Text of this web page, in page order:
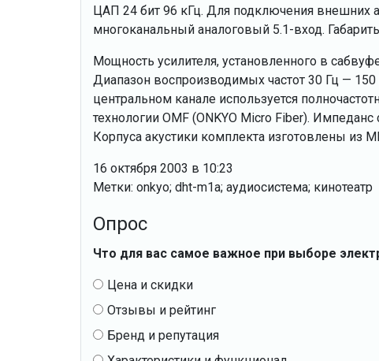
ЦАП 24 бит 96 кГц. Для подключения внешних
многоканальный аналоговый 5.1-вход.
Мощность усилителя, установленного в
Диапазон воспроизводимых частот 30 Гц — 150
центральном канале используется
технологии OMF (ONKYO Micro Fiber).
Корпуса акустики комплекта изготовлены из
16 октября 2003 в 10:23
Метки: onkyo; dht-m1a; аудиосистема; кинотеатр
Опрос
Что для вас самое важное при выборе
Цена и скидки
Отзывы и рейтинг
Бренд и репутация